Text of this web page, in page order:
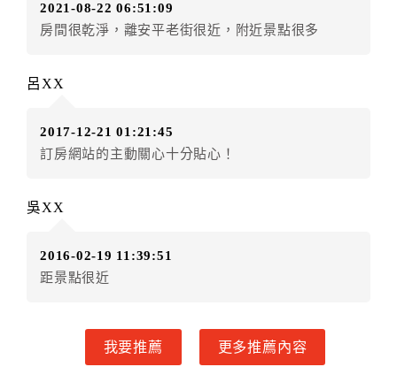
房者不得要求退其差額。（限原訂飯店）
額3個月
．訂房者使用「保留住宿金額」時，請注意！為避免飯
店客滿，敬請及早計畫，如逾時未提出申辦，視同無條
．每筆訂單異動限定乙次，限原訂飯店，異動完成後不
訂房者應補足差額。 限原訂飯店
六、取消訂單
2021-08-22 06:51:09
房間很乾淨，離安平老街很近，附近景點很多
呂XX
2017-12-21 01:21:45
訂房網站的主動關心十分貼心！
吳XX
2016-02-19 11:39:51
距景點很近
我要推薦 更多推薦內容